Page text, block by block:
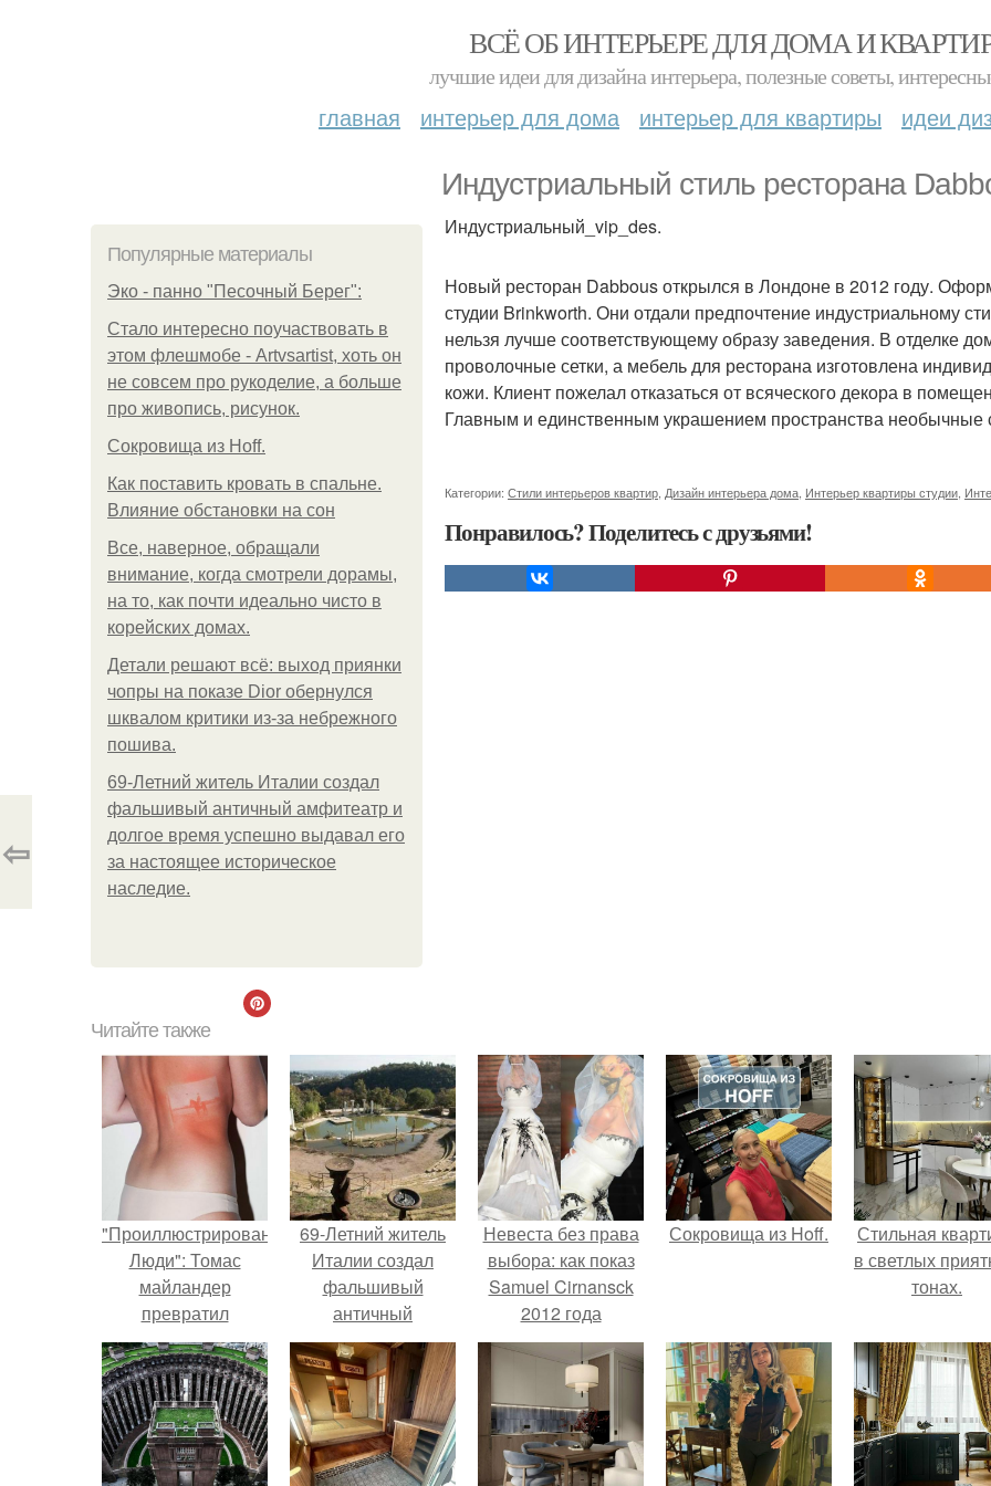
ВСЁ ОБ ИНТЕРЬЕРЕ ДЛЯ ДОМА И
лучшие идеи для дизайна интерьера, полезные советы,
главная интерьер для дома интерьер для квартиры идеи
Индустриальный стиль ресторана
Популярные материалы
Эко - панно "Песочный Берег":
Стало интересно поучаствовать в
этом флешмобе - Artvsartist, хоть он
не совсем про рукоделие, а больше
про живопись, рисунок.
Сокровища из Hoff.
Как поставить кровать в спальне.
Влияние обстановки на сон
Все, наверное, обращали
внимание, когда смотрели дорамы,
на то, как почти идеально чисто в
корейских домах.
Детали решают всё: выход приянки
чопры на показе Dior обернулся
шквалом критики из-за небрежного
пошива.
69-Летний житель Италии создал
фальшивый античный амфитеатр и
долгое время успешно выдавал его
за настоящее историческое
наследие.
Индустриальный_vip_des.
Новый ресторан Dabbous открылся в Лондоне в 2012 году.
студии Brinkworth. Они отдали предпочтение индустриальному
нельзя лучше соответствующему образу заведения. В отделке
проволочные сетки, а мебель для ресторана изготовлена
кожи. Клиент пожелал отказаться от всяческого декора в
Главным и единственным украшением пространства необычные
Категории: Стили интерьеров квартир Дизайн интерьера дома Интерьер квартиры студии
Понравилось? Поделитесь с друзьями!
⇦
Читайте также
"Проиллюстрированные
Люди": Томас
майландер
превратил
солнечные ожоги в
арт - объект.
69-Летний житель
Италии создал
фальшивый
античный
амфитеатр и
долгое время
успешно выдавал
его за настоящее
историческое
наследие.
Невеста без права
выбора: как показ
Samuel Cirnansck
2012 года
превратил подиум
в манифест против
принуждения.
Сокровища из Hoff.
Стильная
в светлых
тонах.